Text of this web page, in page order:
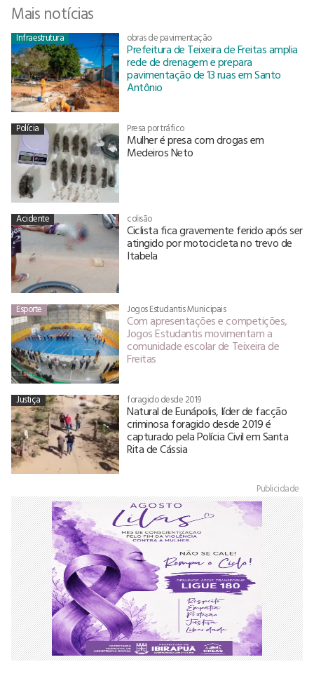
Mais notícias
Infraestrutura obras de pavimentação
Prefeitura de Teixeira de Freitas amplia
rede de drenagem e prepara
pavimentação de 13 ruas em Santo
Antônio
Polícia Presa por tráfico
Mulher é presa com drogas em
Medeiros Neto
Acidente colisão
Ciclista fica gravemente ferido após ser
atingido por motocicleta no trevo de
Itabela
Esporte Jogos Estudantis Municipais
Com apresentações e competições,
Jogos Estudantis movimentam a
comunidade escolar de Teixeira de
Freitas
Justiça foragido desde 2019
Natural de Eunápolis, líder de facção
criminosa foragido desde 2019 é
capturado pela Polícia Civil em Santa
Rita de Cássia
Publicidade